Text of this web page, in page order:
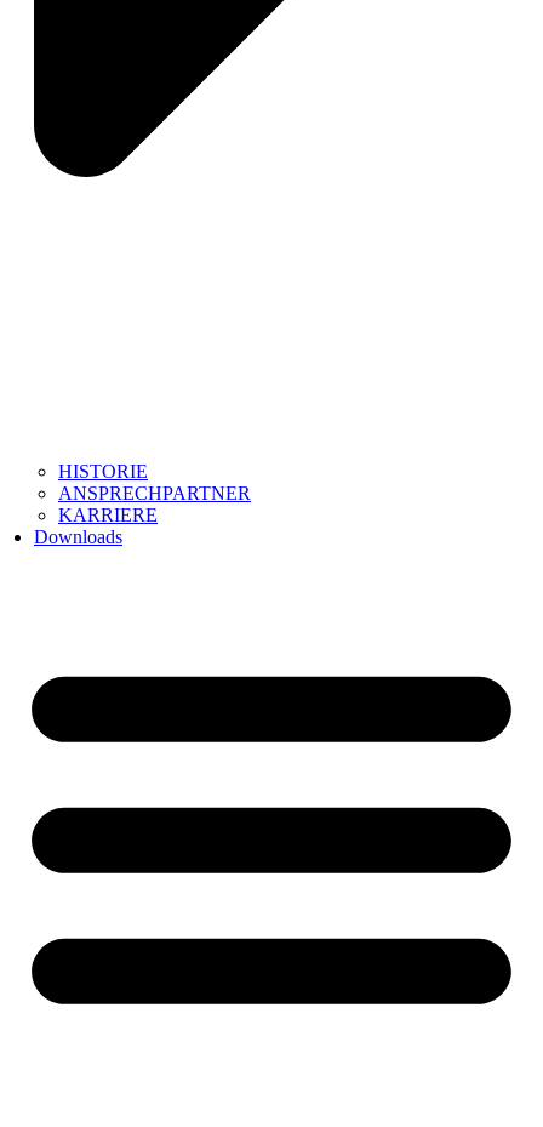
HISTORIE
ANSPRECHPARTNER
KARRIERE
Downloads